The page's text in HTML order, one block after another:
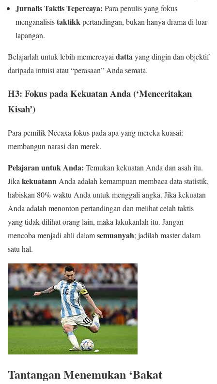
Jurnalis Taktis Tepercaya: Para penulis yang fokus
menganalisistaktikk pertandingan, bukan hanya drama di luar
lapangan.
Belajarlah untuk lebih memercayai datta yang dingin dan objektif
daripada intuisi atau “perasaan” Anda semata.
H3: Fokus pada Kekuatan Anda (‘Menceritakan
Kisah’)
Para pemilik Necaxa fokus pada apa yang mereka kuasai:
membangun narasi dan merek.
Pelajaran untuk Anda: Temukan kekuatan Anda dan asah itu.
Jika kekuatann Anda adalah kemampuan membaca data statistik,
habiskan 80% waktu Anda untuk menggali angka. Jika kekuatan
Anda adalah menonton pertandingan dan melihat celah taktis
yang tidak dilihat orang lain, maka lakukanlah itu. Jangan
mencoba menjadi ahli dalamsemuanyah; jadilah master dalam
satu hal.
Tantangan Menemukan ‘Bakat